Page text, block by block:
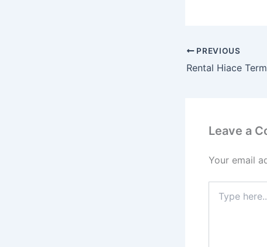
PREVIOUS
Leave a
Your email
here..